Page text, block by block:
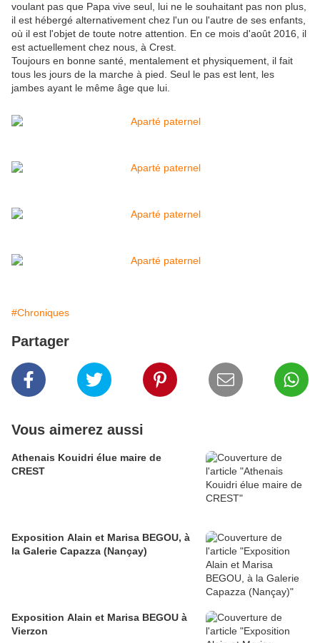
voulant pas que Papa vive seul, lui ne le souhaitant pas non plus,
il est hébergé alternativement chez l'un ou l'autre de ses enfants,
où il est l'objet de toute notre attention. En ce mois d'août 2016, il
est actuellement chez nous, à Crest.
Toujours en bonne santé, mentalement et physiquement, il fait
tous les jours de la marche à pied. Seul le pas est lent, les
jambes ayant le même âge que lui.
#Chroniques
Partager
Vous aimerez aussi
Athenais Kouidri élue maire de
CREST
Exposition Alain et Marisa BEGOU, à
la Galerie Capazza (Nançay)
Exposition Alain et Marisa BEGOU à
Vierzon